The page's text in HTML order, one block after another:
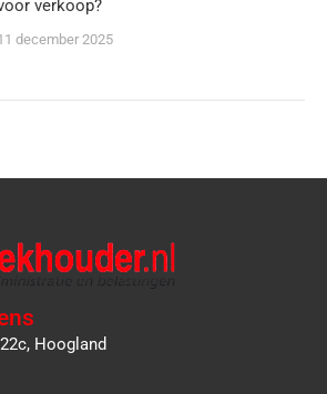
verkoop?
december 2025
Hoogland